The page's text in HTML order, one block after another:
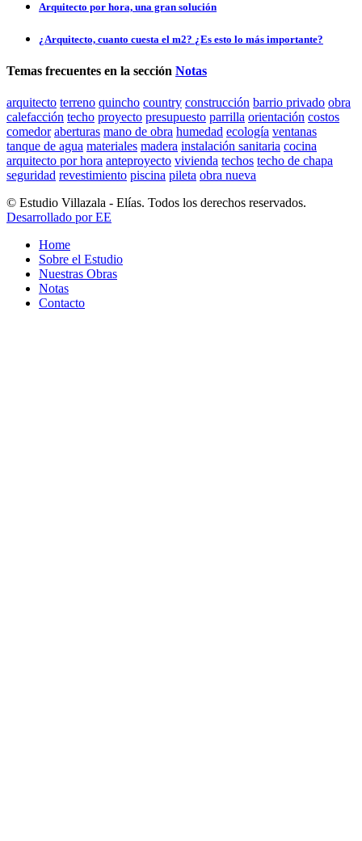
Arquitecto por hora, una gran solución
¿Arquitecto, cuanto cuesta el m2? ¿Es esto lo más importante?
Temas frecuentes en la sección Notas
arquitecto terreno quincho country construcción barrio privado obra
calefacción techo proyecto presupuesto parrilla orientación costos
comedor aberturas mano de obra humedad ecología ventanas
tanque de agua materiales madera instalación sanitaria cocina
arquitecto por hora anteproyecto vivienda techos techo de chapa
seguridad revestimiento piscina pileta obra nueva
© Estudio Villazala - Elías. Todos los derechos reservados.
Desarrollado por EE
Home
Sobre el Estudio
Nuestras Obras
Notas
Contacto